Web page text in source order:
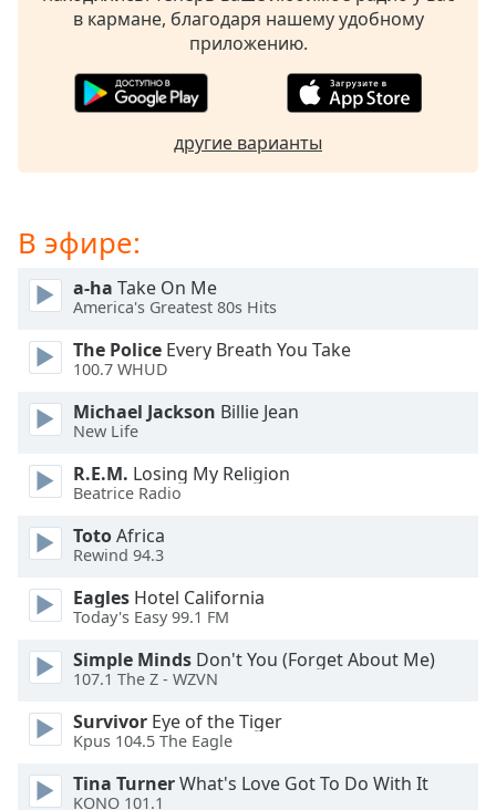
close
Text
Color
Opacity
Text
Color
Opacity
Caption
Area
Background
Color
Opacity
в кармане, благодаря нашему удобному
приложению.
другие варианты
В эфире:
a-ha Take On Me
America's Greatest 80s Hits
The Police Every Breath You Take
100.7 WHUD
Michael Jackson Billie Jean
New Life
R.E.M. Losing My Religion
Beatrice Radio
TotoAfrica
Rewind 94.3
Eagles Hotel California
Today's Easy 99.1 FM
Simple Minds Don't You (Forget About Me)
107.1 The Z - WZVN
Survivor Eye of the Tiger
Kpus 104.5 The Eagle
Tina TurnerWhat's Love Got To Do With It
KONO 101.1